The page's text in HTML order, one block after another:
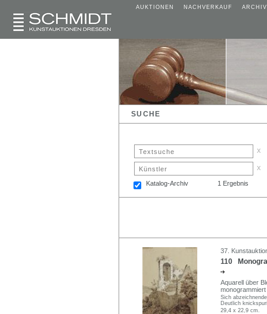
AUKTIONEN NACHVERKAUF ARCHIV
SUCHE
x
x
Katalog-Archiv 1 Ergebnis
37.
110
Aquarell über
Sich
Deutlich
29,4 x 22,9 cm.